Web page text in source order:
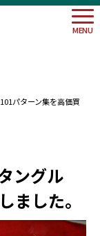
MENU
パターン集を高価買
ングル
ました。